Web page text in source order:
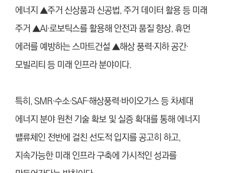
에너지 ▲주거 신상품과 신공법, 주거 데이터 활용 등 미래
주거 ▲AI·로보틱스를 활용해 안전과 품질 향상, 휴먼
에러를 예방하는 스마트건설 ▲해상 풍력·지하 공간·
모빌리티 등 미래 인프라 분야이다.
특히, SMR·수소·SAF·해상풍력·바이오가스 등 차세대
에너지 분야 원천 기술 확보 및 실증 확대를 통해 에너지
밸류체인 전반에 걸친 선도적 입지를 공고히 하고,
지속가능한 미래 인프라 구축에 가시적인 성과를